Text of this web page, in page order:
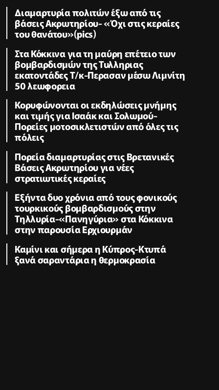
Διαμαρτυρία πολιτών έξω από τις
βάσεις Ακρωτηρίου- «Όχι στις κεραίες
του θανάτου»(pics)
Στα Κόκκινα για τη μαύρη επέτειο των
βομβαρδισμών της Τυλληριας
εκατοντάδες Τ/κ-Περασαν μέσω Λιμνίτη
50 λεωφορεια
Κορυφώνονται οι εκδηλώσεις μνήμης
και τιμής για Ισαάκ και Σολωμού-
Πορείες μοτοσικλετιστών από όλες τις
πόλεις
Πορεία διαμαρτυρίας στις Βρετανικές
Βάσεις Ακρωτηρίου για νέες
στρατιωτικές κεραίες
Εξήντα δυο χρόνια από τους φονικούς
τουρκικούς βομβαρδισμούς στην
Τηλλυρία-«Πανηγύρια» στα Κόκκινα
στην παρουσία Ερχιουρμάν
Καμίνι και σήμερα η Κύπρος-Κτυπά
ξανά σαραντάρια η θερμοκρασία